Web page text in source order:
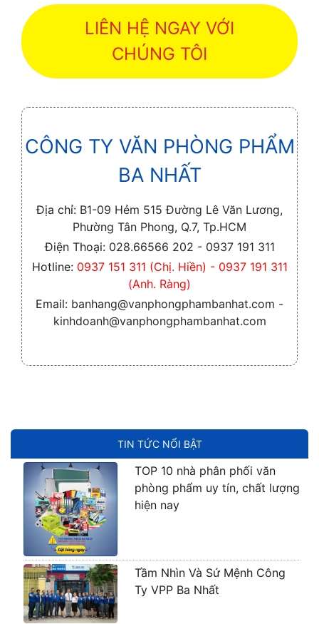
TIN TỨC NỔI BẬT
TOP 10 nhà phân phối văn
phòng phẩm uy tín, chất lượng
hiện nay
Tầm Nhìn Và Sứ Mệnh Công
Ty VPP Ba Nhất
LIÊN HỆ NGAY VỚI
CHÚNG TÔI
CÔNG TY VĂN PHÒNG PHẨM
BA NHẤT
Địa chỉ: B1-09 Hẻm 515 Đường Lê Văn Lương,
Phường Tân Phong, Q.7, Tp.HCM
Điện Thoại: 028.66566 202 - 0937 191 311
Hotline: 0937 151 311 (Chị. Hiền) - 0937 191 311
(Anh. Ràng)
Email: banhang@vanphongphambanhat.com -
kinhdoanh@vanphongphambanhat.com